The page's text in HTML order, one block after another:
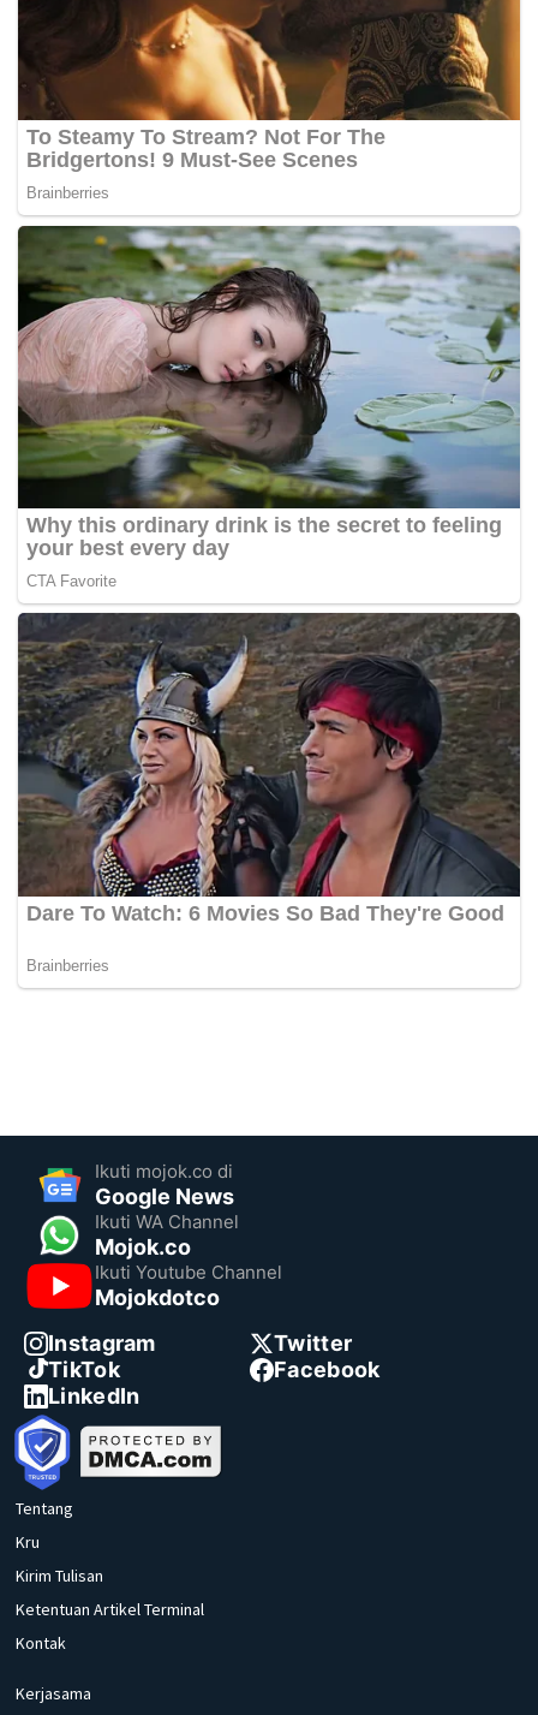
Ikuti mojok.co di
Google News
Ikuti WA Channel
Mojok.co
Ikuti Youtube Channel
Mojokdotco
Instagram
Twitter
TikTok
Facebook
LinkedIn
Tentang
Kru
Kirim Tulisan
Ketentuan Artikel Terminal
Kontak
Kerjasama